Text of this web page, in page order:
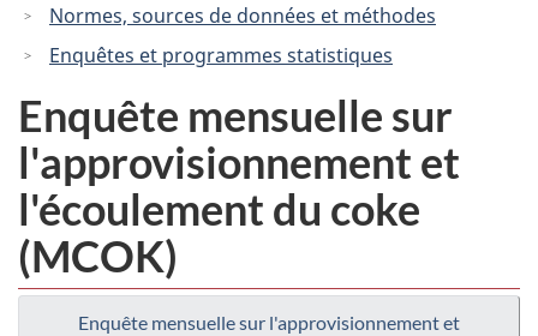
Normes, sources de données et méthodes
Enquêtes et programmes statistiques
Enquête mensuelle sur
l'approvisionnement et
l'écoulement du coke
(MCOK)
Enquête mensuelle sur l'approvisionnement et